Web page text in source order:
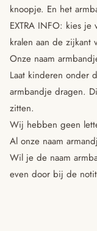
knoopje. En het
EXTRA INFO: kies
kralen aan de zijkant
Onze naam
Laat kinderen onder
armbandje dragen.
zitten.
Wij hebben geen
Al onze naam
Wil je de naam
even door bij de